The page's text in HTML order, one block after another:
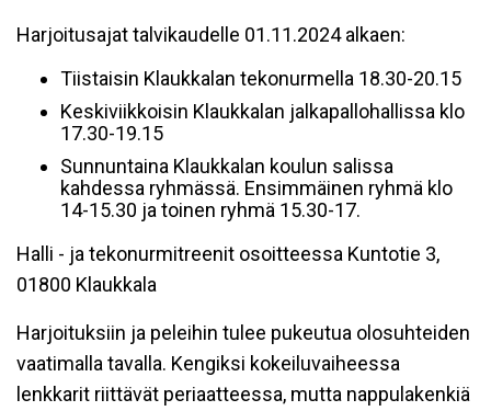
Harjoitusajat talvikaudelle 01.11.2024 alkaen:
Tiistaisin Klaukkalan tekonurmella 18.30-20.15
Keskiviikkoisin Klaukkalan jalkapallohallissa klo
17.30-19.15
Sunnuntaina Klaukkalan koulun salissa
kahdessa ryhmässä. Ensimmäinen ryhmä klo
14-15.30 ja toinen ryhmä 15.30-17.
Halli - ja tekonurmitreenit osoitteessa Kuntotie 3,
01800 Klaukkala
Harjoituksiin ja peleihin tulee pukeutua olosuhteiden
vaatimalla tavalla. Kengiksi kokeiluvaiheessa
lenkkarit riittävät periaatteessa, mutta nappulakenkiä